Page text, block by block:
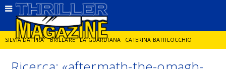
SILVIA DAI PRA' BRILLARE LA GUARDIANA CATERINA BATTILOCCHIO